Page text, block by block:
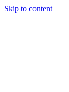
Skip to content